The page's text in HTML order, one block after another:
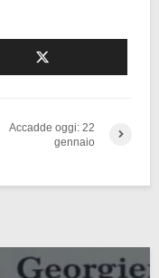
Accadde oggi: 22
gennaio